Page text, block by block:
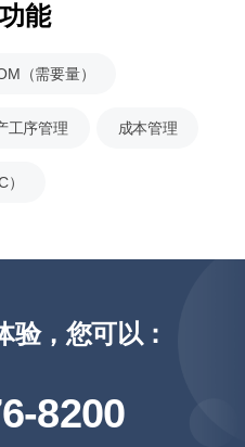
能
（需要量）
工序管理 成本管理
验，您可以：
8200